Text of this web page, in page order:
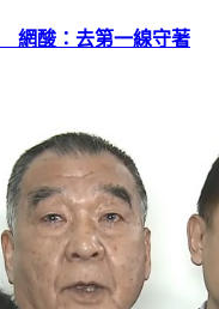
網酸：去第一線守著